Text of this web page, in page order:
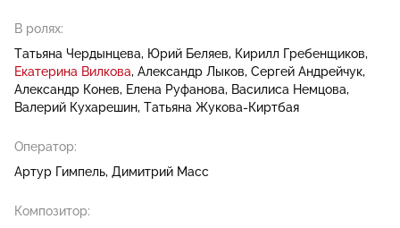
В ролях:
Татьяна Чердынцева Юрий Беляев
Кирилл Гребенщиков
Екатерина Вилкова Александр Лыков Сергей Андрейчук
Александр Конев
Елена Руфанова Василиса Немцова
Валерий Кухарешин Татьяна Жукова-Киртбая
Оператор:
Артур Гимпель Димитрий Масс
Композитор: